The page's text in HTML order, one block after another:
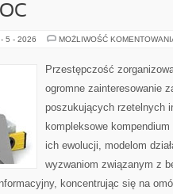
5 - 2026 MOŻLIWOŚĆ
Przestępczość
ogromne zainteresowanie
poszukujących rzetelnych
kompleksowe
ich ewolucji, modelom
wyzwaniom związanym z
koncentrując się na